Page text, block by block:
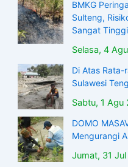
BMKG
Sulteng,
Sangat Tinggi
Selasa, 4
Di Atas Rata-
Sulawesi
Sabtu, 1 Agu
DOMO
Mengurangi
Jumat, 31